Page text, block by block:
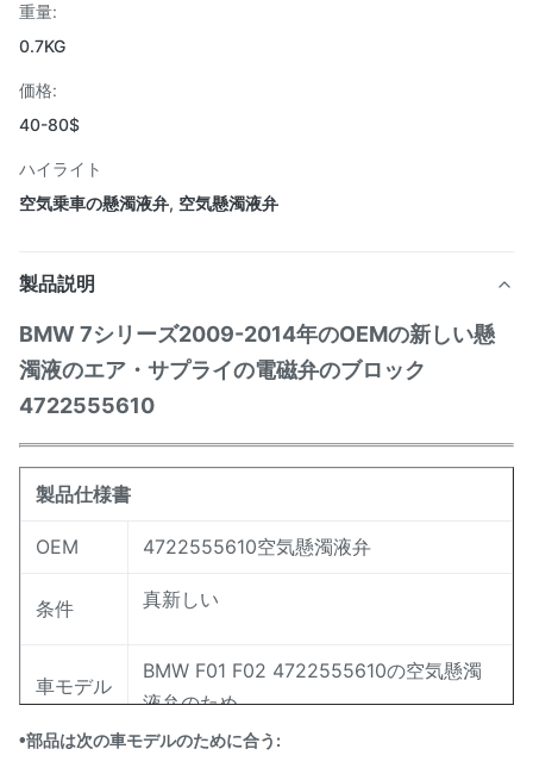
重量:
0.7KG
価格:
40-80$
ハイライト
空気乗車の懸濁液弁, 空気懸濁液弁
製品説明
BMW 7シリーズ2009-2014年のOEMの新しい懸
濁液のエア・サプライの電磁弁のブロック
4722555610
製品仕様書
OEM 4722555610空気懸濁液弁
条件 真新しい
車モデル
BMW F01 F02 4722555610の空気懸濁
液弁のため
車年 2009-2014年
•部品は次の車モデルのために合う: